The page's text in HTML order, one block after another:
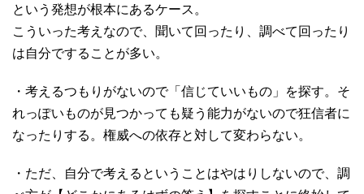
という発想が根本にあるケース。
こういった考えなので、聞いて回ったり、調べて回ったり
は自分ですることが多い。
・考えるつもりがないので「信じていいもの」を探す。そ
れっぽいものが見つかっても疑う能力がないので狂信者に
なったりする。権威への依存と対して変わらない。
・ただ、自分で考えるということはやはりしないので、調